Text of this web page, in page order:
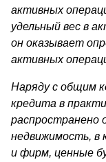
активных
удельный вес в
он оказывает
активных
Наряду с общим
кредита в
распространено
недвижимость, в
и фирм, ценные